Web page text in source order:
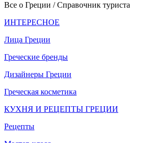
Все о Греции / Справочник туриста
ИНТЕРЕСНОЕ
Лица Греции
Греческие бренды
Дизайнеры Греции
Греческая косметика
КУХНЯ И РЕЦЕПТЫ ГРЕЦИИ
Рецепты